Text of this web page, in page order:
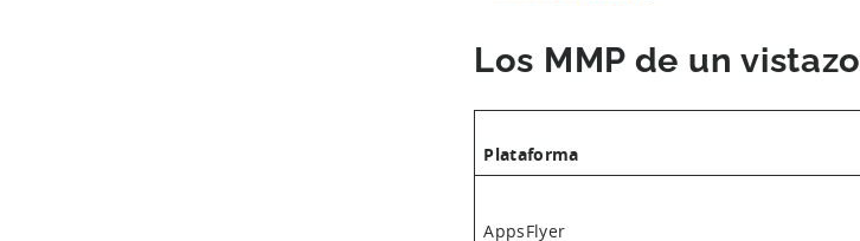
Los MMP de un vistazo
Plataforma
AppsFlyer